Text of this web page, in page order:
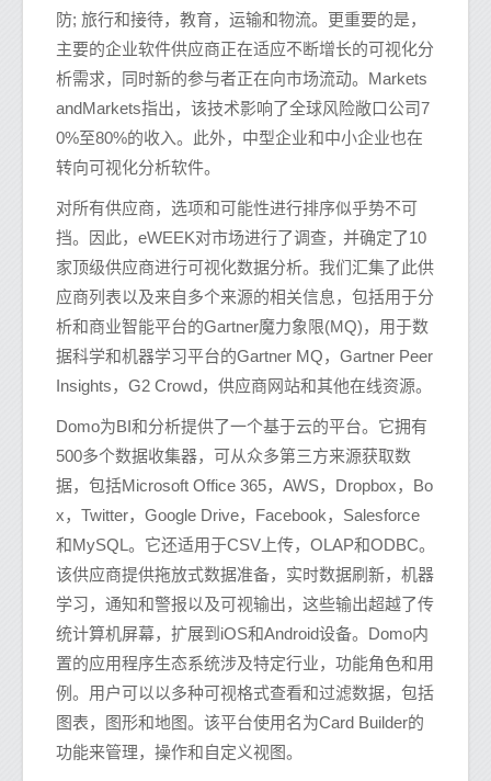
防; 旅行和接待，教育，运输和物流。更重要的是，
主要的企业软件供应商正在适应不断增长的可视化分
析需求，同时新的参与者正在向市场流动。Markets
andMarkets指出，该技术影响了全球风险敞口公司7
0%至80%的收入。此外，中型企业和中小企业也在
转向可视化分析软件。
对所有供应商，选项和可能性进行排序似乎势不可
挡。因此，eWEEK对市场进行了调查，并确定了10
家顶级供应商进行可视化数据分析。我们汇集了此供
应商列表以及来自多个来源的相关信息，包括用于分
析和商业智能平台的Gartner魔力象限(MQ)，用于数
据科学和机器学习平台的Gartner MQ，Gartner Peer
Insights，G2 Crowd，供应商网站和其他在线资源。
Domo为BI和分析提供了一个基于云的平台。它拥有
500多个数据收集器，可从众多第三方来源获取数
据，包括Microsoft Office 365，AWS，Dropbox，Bo
x，Twitter，Google Drive，Facebook，Salesforce
和MySQL。它还适用于CSV上传，OLAP和ODBC。
该供应商提供拖放式数据准备，实时数据刷新，机器
学习，通知和警报以及可视输出，这些输出超越了传
统计算机屏幕，扩展到iOS和Android设备。Domo内
置的应用程序生态系统涉及特定行业，功能角色和用
例。用户可以以多种可视格式查看和过滤数据，包括
图表，图形和地图。该平台使用名为Card Builder的
功能来管理，操作和自定义视图。